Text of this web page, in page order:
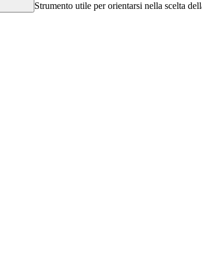
Strumento utile per orientarsi nella scelta